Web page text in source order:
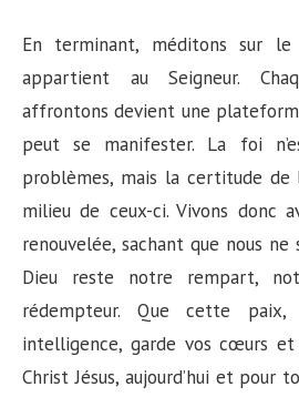
En terminant, méditons sur
appartient au Seigneur.
affrontons devient une
peut se manifester. La foi
problèmes, mais la certitude de
milieu de ceux-ci. Vivons donc
renouvelée, sachant que nous ne
Dieu reste notre rempart,
rédempteur. Que cette paix,
intelligence, garde vos cœurs et
Christ Jésus, aujourd’hui et pour